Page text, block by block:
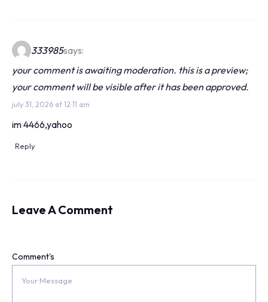
333985says:
your comment is awaiting moderation. this is a preview;
your comment will be visible after it has been approved.
july 31, 2026 at 12:11 am
im 4466,yahoo
Reply
Leave A Comment
Comment's